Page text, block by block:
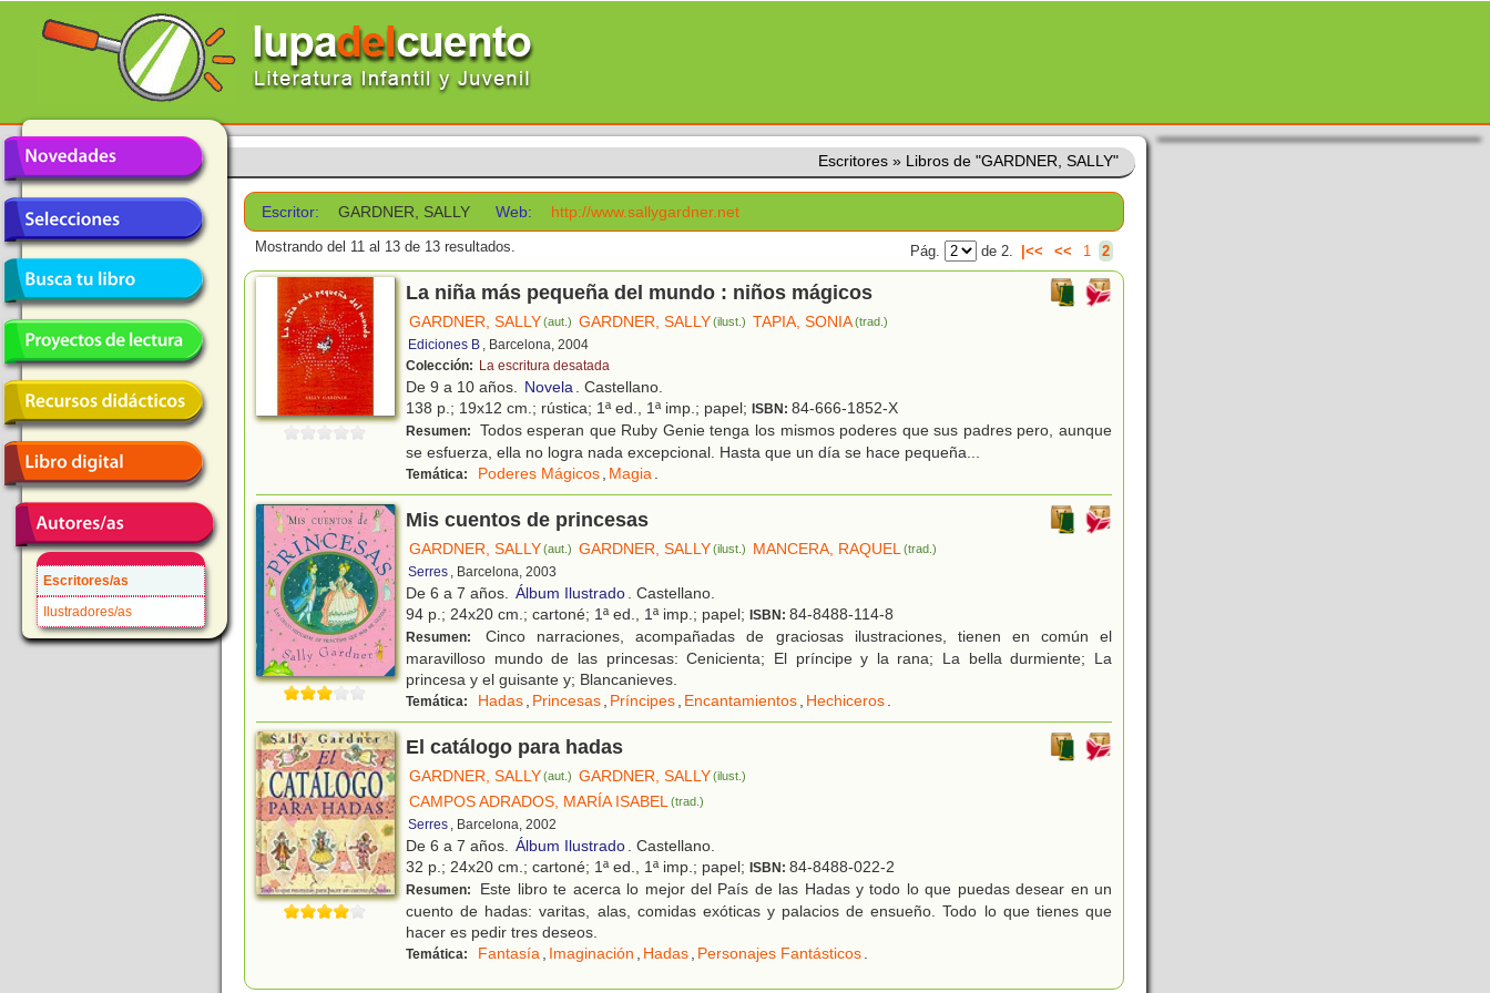
Escritores/as
Ilustradores/as
Escritores » Libros de "GARDNER, SALLY"
Escritor: GARDNER, SALLY Web: http://www.sallygardner.net
Mostrando del 11 al 13 de 13 resultados. Pág. de 2. |<< << 1 2
La niña más pequeña del mundo : niños mágicos
GARDNER, SALLY(aut.) GARDNER, SALLY(ilust.) TAPIA, SONIA(trad.)
Ediciones B , Barcelona, 2004
Colección: La escritura desatada
De 9 a 10 años. Novela. Castellano.
138 p.; 19x12 cm.; rústica; 1ª ed., 1ª imp.; papel; ISBN: 84-666-1852-X
Resumen:
Todos esperan que Ruby Genie tenga los mismos poderes que sus padres pero, aunque
se esfuerza, ella no logra nada excepcional. Hasta que un día se hace pequeña...
Temática: Poderes Mágicos, Magia.
Mis cuentos de princesas
GARDNER, SALLY(aut.) GARDNER, SALLY(ilust.) MANCERA, RAQUEL (trad.)
Serres , Barcelona, 2003
De 6 a 7 años. Álbum Ilustrado. Castellano.
94 p.; 24x20 cm.; cartoné; 1ª ed., 1ª imp.; papel; ISBN: 84-8488-114-8
Resumen:
Cinco narraciones, acompañadas de graciosas ilustraciones, tienen en común el
maravilloso mundo de las princesas: Cenicienta; El príncipe y la rana; La bella durmiente; La
princesa y el guisante y; Blancanieves.
Temática: Hadas, Princesas, Príncipes, Encantamientos, Hechiceros.
El catálogo para hadas
GARDNER, SALLY(aut.) GARDNER, SALLY(ilust.)
CAMPOS ADRADOS, MARÍA ISABEL(trad.)
Serres , Barcelona, 2002
De 6 a 7 años. Álbum Ilustrado. Castellano.
32 p.; 24x20 cm.; cartoné; 1ª ed., 1ª imp.; papel; ISBN: 84-8488-022-2
Resumen:
Este libro te acerca lo mejor del País de las Hadas y todo lo que puedas desear en un
cuento de hadas: varitas, alas, comidas exóticas y palacios de ensueño. Todo lo que tienes que
hacer es pedir tres deseos.
Temática: Fantasía, Imaginación , Hadas, Personajes Fantásticos.